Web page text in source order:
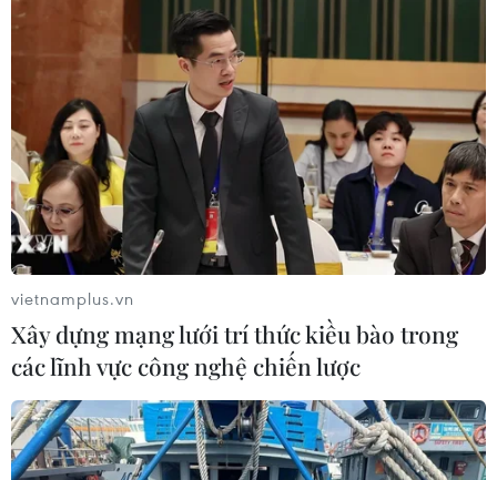
Các cầu thủ và Ban huấn luyện đội tuyển nữ Việt Nam chia sẻ
niềm vui chiến thắng với cổ động viên. (Ảnh: Minh
Quyết/TTXVN)
(TTXVN/Vietnam+)
vietnamplus.vn
Xây dựng mạng lưới trí thức kiều bào trong
các lĩnh vực công nghệ chiến lược